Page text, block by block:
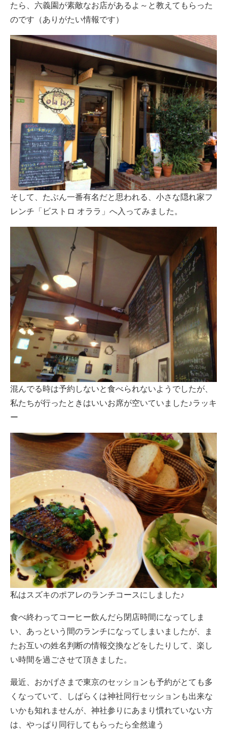
たら、六義園が素敵なお店があるよ～と教えてもらった
のです（ありがたい情報です）
そして、たぶん一番有名だと思われる、小さな隠れ家フ
レンチ「ビストロ オララ」へ入ってみました。
混んでる時は予約しないと食べられないようでしたが、
私たちが行ったときはいいお席が空いていました♪ラッキ
ー
私はスズキのポアレのランチコースにしました♪
食べ終わってコーヒー飲んだら閉店時間になってしま
い、あっという間のランチになってしまいましたが、ま
たお互いの姓名判断の情報交換などをしたりして、楽し
い時間を過ごさせて頂きました。
最近、おかげさまで東京のセッションも予約がとても多
くなっていて、しばらくは神社同行セッションも出来な
いかも知れませんが、神社参りにあまり慣れていない方
は、やっぱり同行してもらったら全然違う